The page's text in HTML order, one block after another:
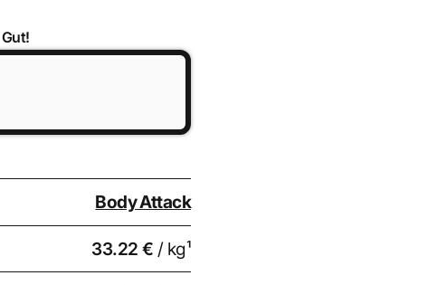
Gut!
Body Attack
33.22 € / kg¹